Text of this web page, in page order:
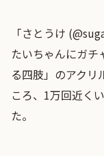
「さとうけ
たいちゃんにガチ
る四肢」のアクリ
ころ、1万回近く
た。